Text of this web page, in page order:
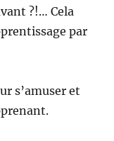
?!… Cela
par
s’amuser et